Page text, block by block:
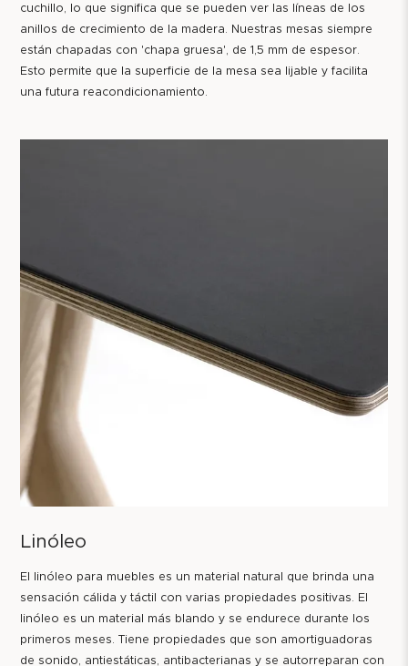
cuchillo, lo que significa que se pueden ver las líneas de los
anillos de crecimiento de la madera. Nuestras mesas siempre
están chapadas con 'chapa gruesa', de 1,5 mm de espesor.
Esto permite que la superficie de la mesa sea lijable y facilita
una futura reacondicionamiento.
Linóleo
El linóleo para muebles es un material natural que brinda una
sensación cálida y táctil con varias propiedades positivas. El
linóleo es un material más blando y se endurece durante los
primeros meses. Tiene propiedades que son amortiguadoras
de sonido, antiestáticas, antibacterianas y se autorreparan con